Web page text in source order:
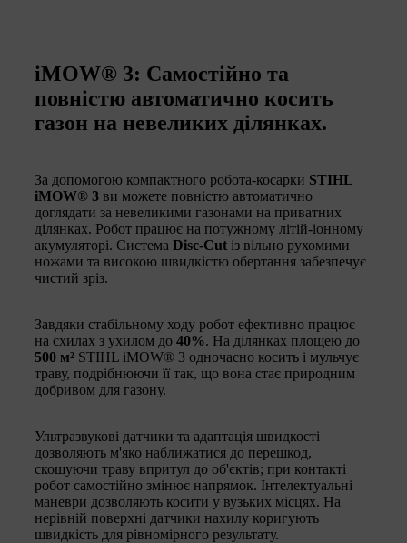
iMOW® 3: Самостійно та
повністю автоматично косить
газон на невеликих ділянках.
За допомогою компактного робота-косарки STIHL
iMOW® 3 ви можете повністю автоматично
доглядати за невеликими газонами на приватних
ділянках. Робот працює на потужному літій-іонному
акумуляторі. Система Disc-Cut із вільно рухомими
ножами та високою швидкістю обертання забезпечує
чистий зріз.
Завдяки стабільному ходу робот ефективно працює
на схилах з ухилом до 40%. На ділянках площею до
500 м² STIHL iMOW® 3 одночасно косить і мульчує
траву, подрібнюючи її так, що вона стає природним
добривом для газону.
Ультразвукові датчики та адаптація швидкості
дозволяють м'яко наближатися до перешкод,
скошуючи траву впритул до об'єктів; при контакті
робот самостійно змінює напрямок. Інтелектуальні
маневри дозволяють косити у вузьких місцях. На
нерівній поверхні датчики нахилу коригують
швидкість для рівномірного результату.